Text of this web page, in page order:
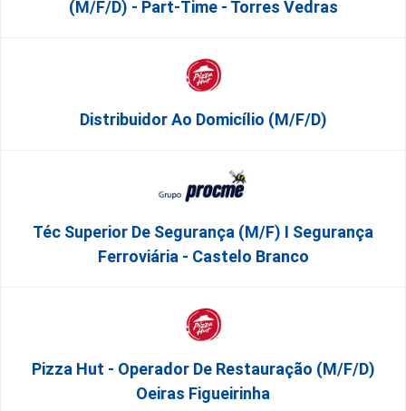
(m/f/d) - Part-Time - Torres Vedras
Distribuidor Ao Domicílio (m/f/d)
Téc Superior De Segurança (m/f) I Segurança
Ferroviária - Castelo Branco
Pizza Hut - Operador De Restauração (m/f/d)
Oeiras Figueirinha